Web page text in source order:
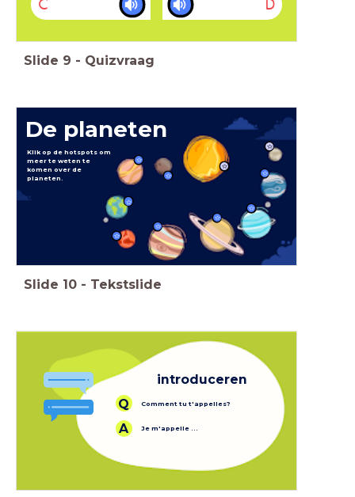
C D
Slide 9 - Quizvraag
Klik op de hotspots om
meer te weten te
komen over de
planeten.
De planeten
Slide 10 - Tekstslide
introduceren
Q
A
Comment tu t'appelles?
Je m'appelle ...